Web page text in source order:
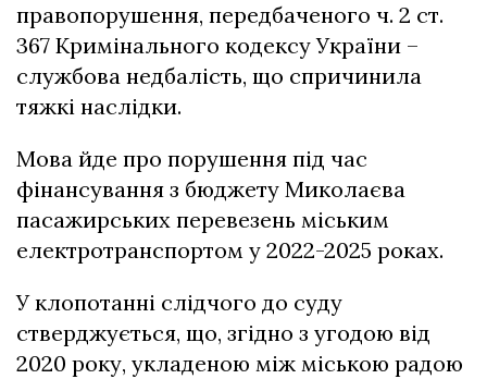
правопорушення, передбаченого ч. 2 ст.
367 Кримінального кодексу України –
службова недбалість, що спричинила
тяжкі наслідки.
Мова йде про порушення під час
фінансування з бюджету Миколаєва
пасажирських перевезень міським
електротранспортом у 2022-2025 роках.
У клопотанні слідчого до суду
стверджується, що, згідно з угодою від
2020 року, укладеною між міською радою